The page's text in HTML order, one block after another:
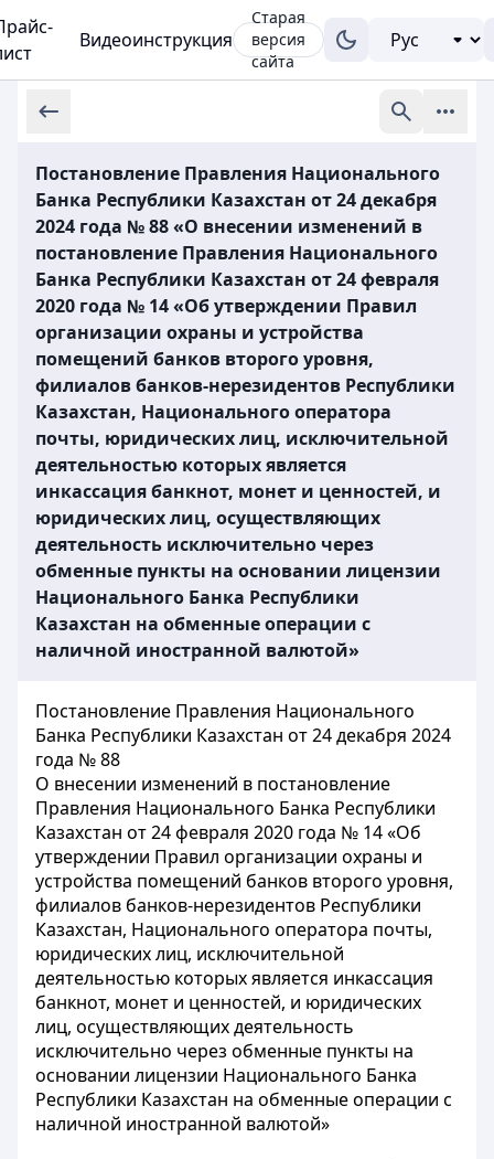
Видеоинструкция
Старая
версия
сайта
Постановление Правления Национального
Банка Республики Казахстан от 24 декабря
2024 года № 88 «О внесении изменений в
постановление Правления Национального
Банка Республики Казахстан от 24 февраля
2020 года № 14 «Об утверждении Правил
организации охраны и устройства
помещений банков второго уровня,
филиалов банков-нерезидентов Республики
Казахстан, Национального оператора
почты, юридических лиц, исключительной
деятельностью которых является
инкассация банкнот, монет и ценностей, и
юридических лиц, осуществляющих
деятельность исключительно через
обменные пункты на основании лицензии
Национального Банка Республики
Казахстан на обменные операции с
наличной иностранной валютой»
Постановление Правления Национального
Банка Республики Казахстан от 24 декабря 2024
года № 88
О внесении изменений в постановление
Правления Национального Банка Республики
Казахстан от 24 февраля 2020 года № 14 «Об
утверждении Правил организации охраны и
устройства помещений банков второго уровня,
филиалов банков-нерезидентов Республики
Казахстан, Национального оператора почты,
юридических лиц, исключительной
деятельностью которых является инкассация
банкнот, монет и ценностей, и юридических
лиц, осуществляющих деятельность
исключительно через обменные пункты на
основании лицензии Национального Банка
Республики Казахстан на обменные операции с
наличной иностранной валютой»